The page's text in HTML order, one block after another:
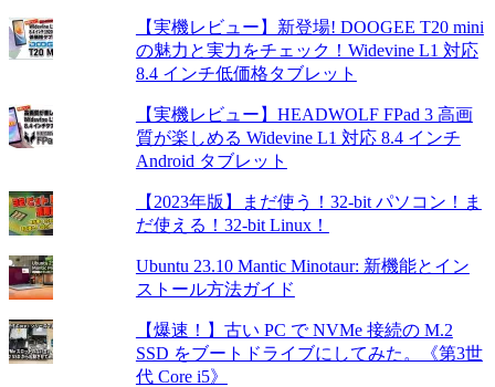
【実機レビュー】新登場! DOOGEE T20 mini
の魅力と実力をチェック！Widevine L1 対応
8.4 インチ低価格タブレット
【実機レビュー】HEADWOLF FPad 3 高画
質が楽しめる Widevine L1 対応 8.4 インチ
Android タブレット
【2023年版】まだ使う！32-bit パソコン！ま
だ使える！32-bit Linux！
Ubuntu 23.10 Mantic Minotaur: 新機能とイン
ストール方法ガイド
【爆速！】古い PC で NVMe 接続の M.2
SSD をブートドライブにしてみた。《第3世
代 Core i5》